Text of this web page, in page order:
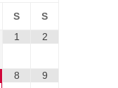
S
S
1
2
8 9